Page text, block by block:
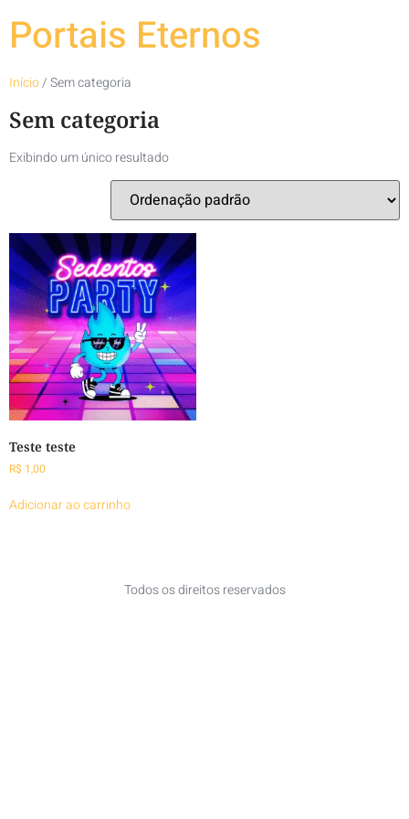
Portais Eternos
Início/ Sem categoria
Sem categoria
Exibindo um único resultado
Teste teste
R$ 1,00
Adicionar ao carrinho
Todos os direitos reservados